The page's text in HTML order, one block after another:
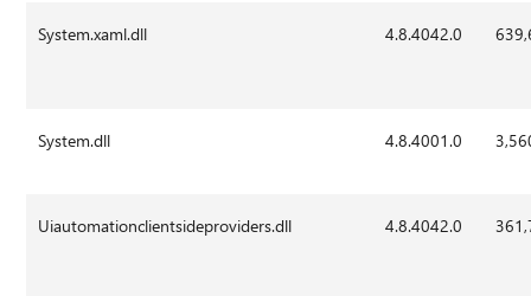
System.xaml.dll 4.8.4042.0
System.dll 4.8.4001.0
Uiautomationclientsideproviders.dll 4.8.4042.0